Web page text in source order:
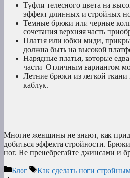
Туфли телесного цвета на
эффект длинных и стройных
Темные брюки или черные
сочетания верхняя часть
Платья или юбки миди,
должна быть на высокой
Нарядные платья, которые
части. Отличным вариантом
Летние брюки из легкой ткани
каблук.
Многие женщины не знают, как
добиться эффекта стройности.
ног. Не пренебрегайте джинсами и
Рубрики
Блог Метки
Как сделать ноги